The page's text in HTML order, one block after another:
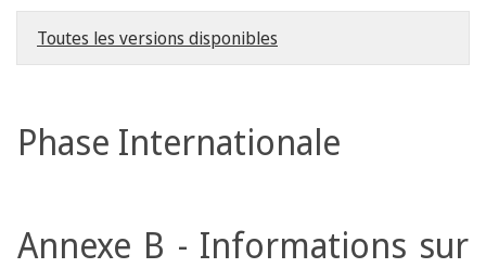
Toutes les versions disponibles
Phase Internationale
Annexe B - Informations sur